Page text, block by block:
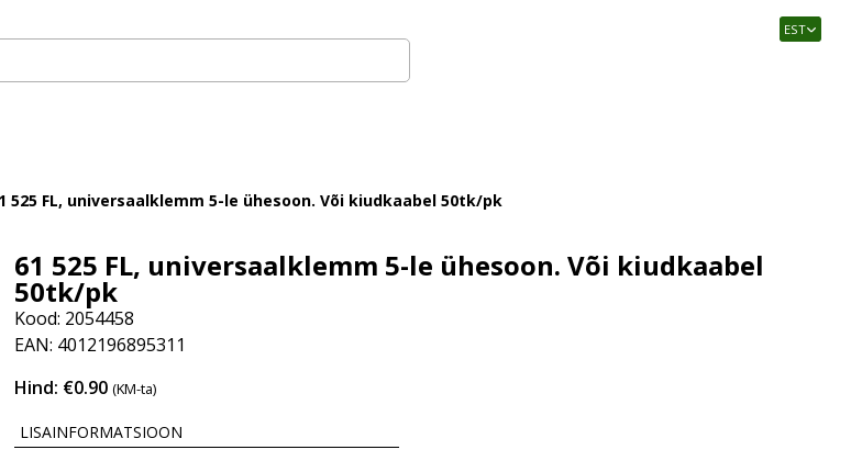
EST
525 FL, universaalklemm 5-le ühesoon. Või kiudkaabel 50tk/pk
61 525 FL, universaalklemm 5-le ühesoon. Või kiudkaabel
50tk/pk
Kood: 2054458
EAN: 4012196895311
Hind: €0.90(KM-ta)
LISAINFORMATSIOON